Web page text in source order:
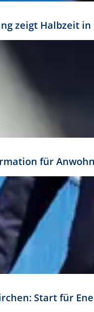
zeigt Halbzeit
für
Start für